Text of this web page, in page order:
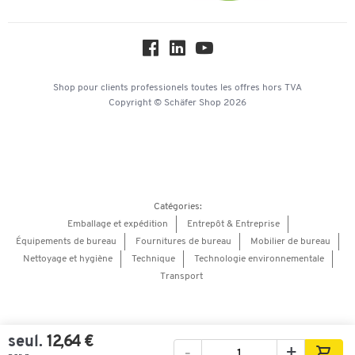
seul. 12,64 €
Shop pour clients professionels toutes les offres hors TVA
Copyright © Schäfer Shop 2026
Catégories:
Emballage et expédition
Entrepôt & Entreprise
Équipements de bureau
Fournitures de bureau
Mobilier de bureau
Nettoyage et hygiène
Technique
Technologie environnementale
Transport